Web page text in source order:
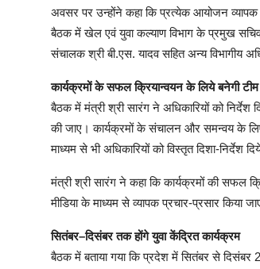
अवसर पर उन्होंने कहा कि प्रत्येक आयोजन
बैठक में खेल एवं युवा कल्याण विभाग के प्रमुख
संचालक श्री बी.एस. यादव सहित अन्य विभागीय
कार्यक्रमों के सफल क्रियान्वयन के लिये बनेगी टीम
बैठक में मंत्री श्री सारंग ने अधिकारियों को निर्देश
की जाए। कार्यक्रमों के संचालन और समन्वय के लिए
माध्यम से भी अधिकारियों को विस्तृत दिशा-
मंत्री श्री सारंग ने कहा कि कार्यक्रमों की सफल
मीडिया के माध्यम से व्यापक प्रचार-प्रसार
सितंबर–दिसंबर तक होंगे युवा केंद्रित कार्यक्रम
बैठक में बताया गया कि प्रदेश में सितंबर से दिसंबर